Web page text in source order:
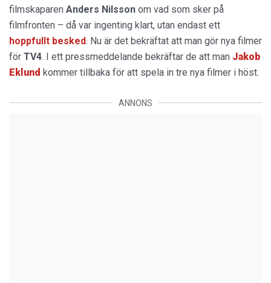
filmskaparen Anders Nilsson om vad som sker på
filmfronten – då var ingenting klart, utan endast ett
hoppfullt besked. Nu är det bekräftat att man gör nya filmer
för TV4. I ett pressmeddelande bekräftar de att man Jakob
Eklund kommer tillbaka för att spela in tre nya filmer i höst.
ANNONS